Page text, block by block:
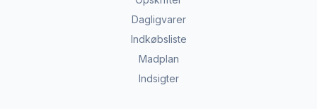
Dagligvarer
Indkøbsliste
Madplan
Indsigter